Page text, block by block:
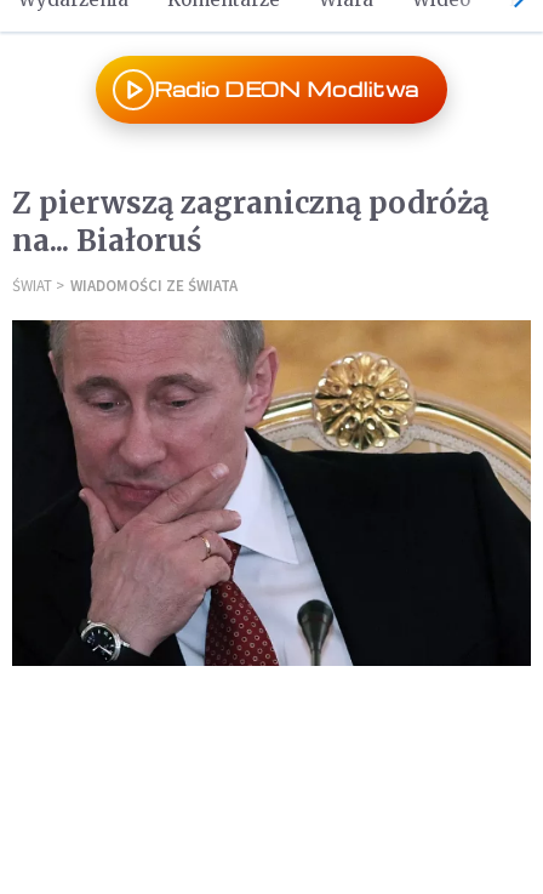
Radio DEON Modlitwa
Z pierwszą zagraniczną podróżą
na... Białoruś
ŚWIAT WIADOMOŚCI ZE ŚWIATA